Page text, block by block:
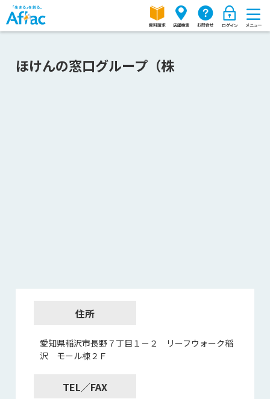
ほけんの窓口グループ（株
住所
愛知県稲沢市長野７丁目１－２ リーフウォーク稲
沢 モール棟２Ｆ
TEL／FAX